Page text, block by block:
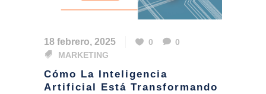
18 febrero, 2025 0
0
MARKETING
Cómo La Inteligencia
Artificial Está Transformando